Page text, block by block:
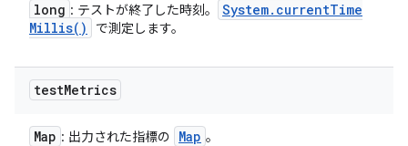
long : テストが終了した時刻。 System. currentTime
Millis( ) で測定します。
testMetrics
Map : 出力された指標の Map 。